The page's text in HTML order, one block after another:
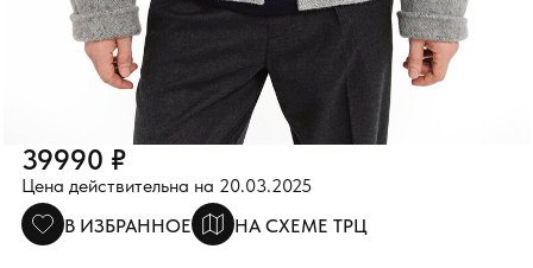
39990 ₽
Цена действительна на 20.03.2025
В ИЗБРАННОЕ НА СХЕМЕ ТРЦ